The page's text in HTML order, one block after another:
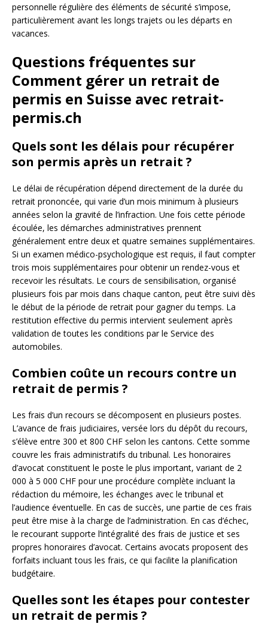
personnelle régulière des éléments de sécurité s’impose,
particulièrement avant les longs trajets ou les départs en
vacances.
Questions fréquentes sur
Comment gérer un retrait de
permis en Suisse avec retrait-
permis.ch
Quels sont les délais pour récupérer
son permis après un retrait ?
Le délai de récupération dépend directement de la durée du
retrait prononcée, qui varie d’un mois minimum à plusieurs
années selon la gravité de l’infraction. Une fois cette période
écoulée, les démarches administratives prennent
généralement entre deux et quatre semaines supplémentaires.
Si un examen médico-psychologique est requis, il faut compter
trois mois supplémentaires pour obtenir un rendez-vous et
recevoir les résultats. Le cours de sensibilisation, organisé
plusieurs fois par mois dans chaque canton, peut être suivi dès
le début de la période de retrait pour gagner du temps. La
restitution effective du permis intervient seulement après
validation de toutes les conditions par le Service des
automobiles.
Combien coûte un recours contre un
retrait de permis ?
Les frais d’un recours se décomposent en plusieurs postes.
L’avance de frais judiciaires, versée lors du dépôt du recours,
s’élève entre 300 et 800 CHF selon les cantons. Cette somme
couvre les frais administratifs du tribunal. Les honoraires
d’avocat constituent le poste le plus important, variant de 2
000 à 5 000 CHF pour une procédure complète incluant la
rédaction du mémoire, les échanges avec le tribunal et
l’audience éventuelle. En cas de succès, une partie de ces frais
peut être mise à la charge de l’administration. En cas d’échec,
le recourant supporte l’intégralité des frais de justice et ses
propres honoraires d’avocat. Certains avocats proposent des
forfaits incluant tous les frais, ce qui facilite la planification
budgétaire.
Quelles sont les étapes pour contester
un retrait de permis ?